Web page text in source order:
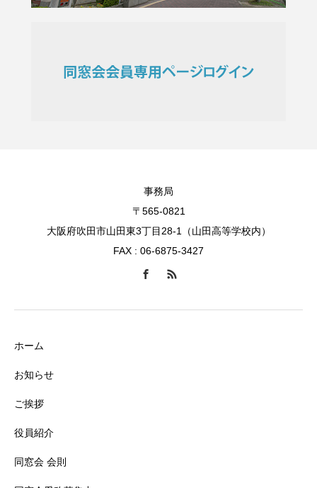
事務局
〒565-0821
大阪府吹田市山田東3丁目28-1（山田高等学校内）
FAX : 06-6875-3427
ホーム
お知らせ
ご挨拶
役員紹介
同窓会 会則